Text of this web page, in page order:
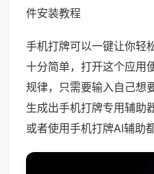
件安装教程
手机打牌可以一键让你轻
十分简单，打开这个应用
规律，只需要输入自己想
生成出手机打牌专用辅助
或者使用手机打牌AI辅助